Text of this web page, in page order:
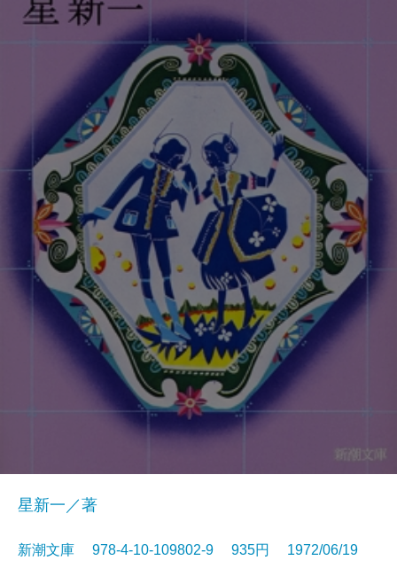
星新一／著
新潮文庫 978-4-10-109802-9 935円 1972/06/19